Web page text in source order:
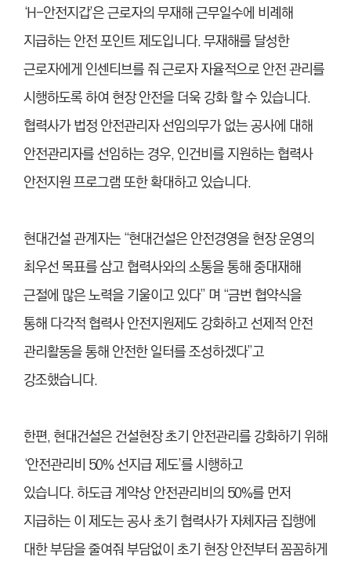
‘H-안전지갑’은 근로자의 무재해 근무일수에 비례해
지급하는 안전 포인트 제도입니다. 무재해를 달성한
근로자에게 인센티브를 줘 근로자 자율적으로 안전 관리를
시행하도록 하여 현장 안전을 더욱 강화 할 수 있습니다.
협력사가 법정 안전관리자 선임의무가 없는 공사에 대해
안전관리자를 선임하는 경우, 인건비를 지원하는 협력사
안전지원 프로그램 또한 확대하고 있습니다.
현대건설 관계자는 “현대건설은 안전경영을 현장 운영의
최우선 목표를 삼고 협력사와의 소통을 통해 중대재해
근절에 많은 노력을 기울이고 있다” 며 “금번 협약식을
통해 다각적 협력사 안전지원제도 강화하고 선제적 안전
관리활동을 통해 안전한 일터를 조성하겠다”고
강조했습니다.
한편, 현대건설은 건설현장 초기 안전관리를 강화하기 위해
‘안전관리비 50% 선지급 제도’를 시행하고
있습니다. 하도급 계약상 안전관리비의 50%를 먼저
지급하는 이 제도는 공사 초기 협력사가 자체자금 집행에
대한 부담을 줄여줘 부담없이 초기 현장 안전부터 꼼꼼하게